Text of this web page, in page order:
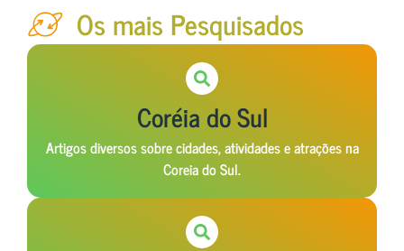
Os mais Pesquisados
Coréia do Sul
Artigos diversos sobre cidades, atividades e atrações na
Coreia do Sul.